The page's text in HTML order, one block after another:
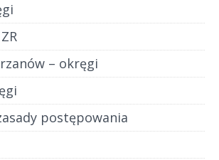
– okręgi
postępowania